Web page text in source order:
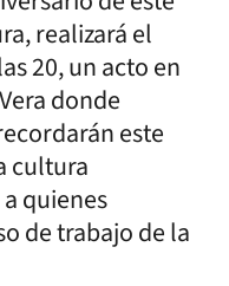
realizará el
20, un acto en
donde
este
cultura
quienes
de trabajo de la